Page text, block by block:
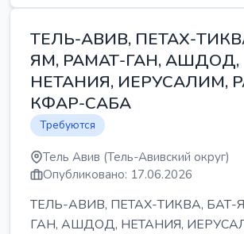
ТЕЛЬ-АВИВ, ПЕТАХ-
ЯМ, РАМАТ-ГАН, АШДОД,
НЕТАНИЯ, ИЕРУСАЛИМ,
КФАР-САБА
Требуются
Тель Авив (Тель-Авивский округ)
Опубликовано: 17.06.2026
ТЕЛЬ-АВИВ, ПЕТАХ-ТИКВА, БАТ-
ГАН, АШДОД, НЕТАНИЯ,